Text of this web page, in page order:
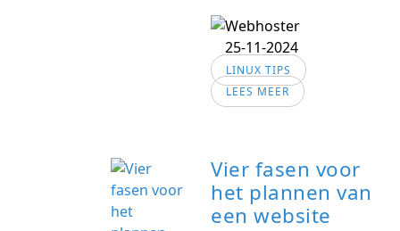
25-11-2024
LINUX TIPS
LEES MEER
Vier fasen voor
het plannen van
een website